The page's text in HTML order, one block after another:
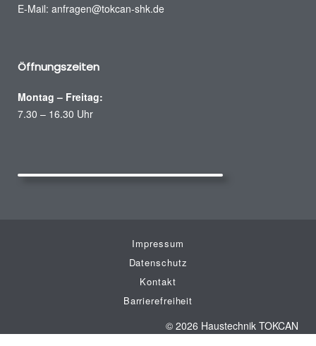
E-Mail: anfragen@tokcan-shk.de
Öffnungszeiten
Montag – Freitag:
7.30 – 16.30 Uhr
Impressum
Datenschutz
Kontakt
Barrierefreiheit
© 2026 Haustechnik TOKCAN